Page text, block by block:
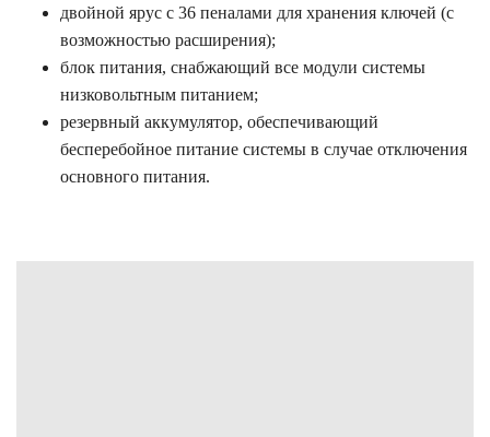
двойной ярус с 36 пеналами для хранения ключей (с
возможностью расширения);
блок питания, снабжающий все модули системы
низковольтным питанием;
резервный аккумулятор, обеспечивающий
бесперебойное питание системы в случае отключения
основного питания.